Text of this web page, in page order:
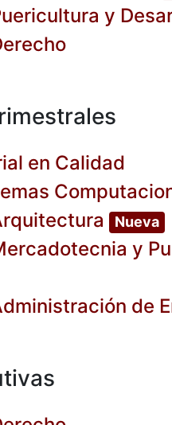
y
en Calidad
Nueva
y
de